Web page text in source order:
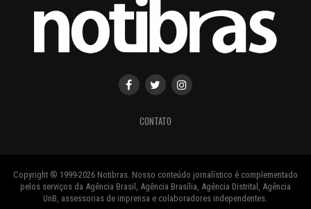
CONTATO
Copyright ® 1999-2026 Notibras. Nosso conteúdo jornalístico é complementado
pelos serviços da Agência Brasil, Agência Brasília, Agência Distrital, Agência
UnB, assessorias de imprensa e colaboradores independentes.